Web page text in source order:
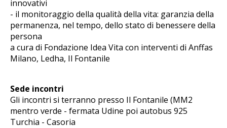
innovativi
- il monitoraggio della qualità della vita: garanzia della
permanenza, nel tempo, dello stato di benessere della
persona
a cura di Fondazione Idea Vita con interventi di Anffas
Milano, Ledha, Il Fontanile
Sede incontri
Gli incontri si terranno presso Il Fontanile (MM2
mentro verde - fermata Udine poi autobus 925
Turchia - Casoria